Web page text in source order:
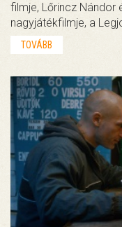
filmje, Lőrincz Nándor
nagyjátékfilmje, a
TOVÁBB